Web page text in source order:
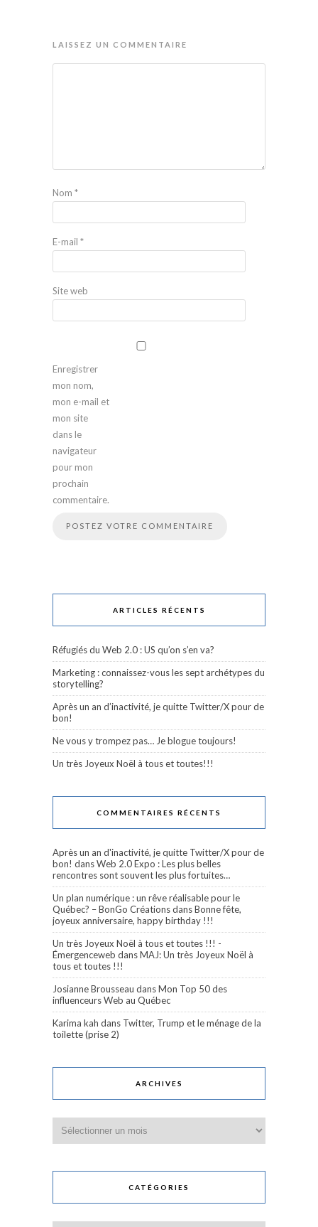
LAISSEZ UN COMMENTAIRE
Nom *
E-mail *
Site web
Enregistrer
mon nom,
mon e-mail et
mon site
dans le
navigateur
pour mon
prochain
commentaire.
ARTICLES RÉCENTS
Réfugiés du Web 2.0 : US qu’on s’en va?
Marketing : connaissez-vous les sept archétypes du
storytelling?
Après un an d’inactivité, je quitte Twitter/X pour de
bon!
Ne vous y trompez pas… Je blogue toujours!
Un très Joyeux Noël à tous et toutes!!!
COMMENTAIRES RÉCENTS
Après un an d'inactivité, je quitte Twitter/X pour de
bon! dansWeb 2.0 Expo : Les plus belles
rencontres sont souvent les plus fortuites…
Un plan numérique : un rêve réalisable pour le
Québec? – BonGo CréationsdansBonne fête,
joyeux anniversaire, happy birthday !!!
Un très Joyeux Noël à tous et toutes !!! -
Émergenceweb dansMAJ: Un très Joyeux Noël à
tous et toutes !!!
Josianne Brousseau dansMon Top 50 des
influenceurs Web au Québec
Karima kah dans Twitter, Trump et le ménage de la
toilette (prise 2)
ARCHIVES
CATÉGORIES